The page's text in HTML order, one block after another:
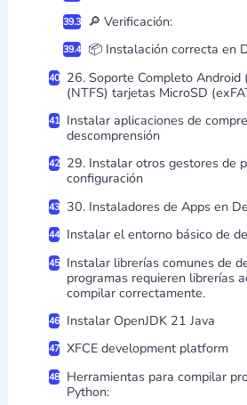
🔎 Verificación:
📦 Instalación correcta en
26. Soporte Completo Android
(NTFS) tarjetas MicroSD
Instalar aplicaciones de
descomprensión
29. Instalar otros gestores de
configuración
30. Instaladores de Apps en
Instalar el entorno básico de
Instalar librerías comunes de
programas requieren librerías
compilar correctamente.
Instalar OpenJDK 21 Java
XFCE development platform
Herramientas para compilar
Python: